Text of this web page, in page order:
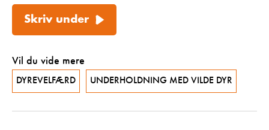
Skriv under
Vil du vide mere
DYREVELFÆRD UNDERHOLDNING MED VILDE DYR